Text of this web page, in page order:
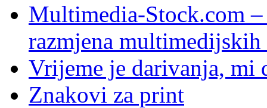
Multimedia-Stock.com –
razmjena multimedijskih
Vrijeme je darivanja, mi
Znakovi za print